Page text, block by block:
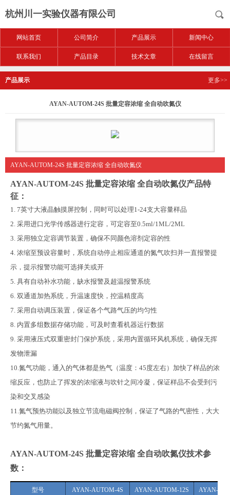
杭州川一实验仪器有限公司
网站首页 公司简介 产品展示 新闻中心
联系我们 产品目录 技术文章 在线留言
产品展示 更多>>
AYAN-AUTOM-24S 批量定容浓缩 全自动吹氮仪
AYAN-AUTOM-24S 批量定容浓缩 全自动吹氮仪
AYAN-AUTOM-24S 批量定容浓缩 全自动吹氮仪产品特
征：
1. 7英寸大液晶触摸屏控制，同时可以处理1-24支大容量样品
2. 采用进口光学传感器进行定容，可定容至0.5ml/1ML/2ML
3. 采用独立定容调节装置，确保不同颜色溶剂定容的性
4. 浓缩至预设容量时，系统自动停止相应通道的氮气吹扫并一直报警提
示，提示报警功能可选择关或开
5. 具有自动补水功能，缺水报警及超温报警系统
6. 双通道加热系统，升温速度快，控温精度高
7. 采用自动调压装置，保证各个气路气压的均匀性
8. 内置多组数据存储功能，可及时查看机器运行数据
9. 采用液压式双重密封门保护系统，采用内置循环风机系统，确保无挥
发物泄漏
10. 氮气功能，通入的气体都是热气（温度： 45 度左右）加快了样品的浓
缩反应，也防止了挥发的浓缩液与吹针之间冷凝，保证样品不会受到污
染和交叉感染
11. 氮气预热功能以及独立节流电磁阀控制，保证了气路的气密性，大大
节约氮气用量。
AYAN-AUTOM-24S 批量定容浓缩 全自动吹氮仪技术参
数：
型号 AYAN-AUTOM-4S AYAN-AUTOM-12S AYAN-